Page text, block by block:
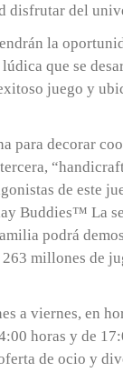
disfrutar del
la
que se
juego y
para decorar
de este
Buddies™ La
podrá
millones de
a viernes, en
horas y de
de ocio y